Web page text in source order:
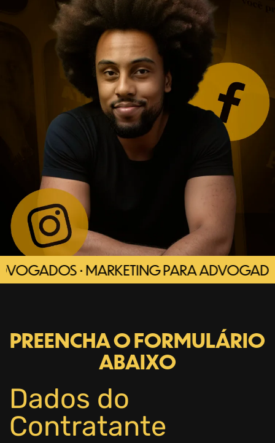
MARKETING PARA ADVOGADOS •
PREENCHA O FORMULÁRIO
ABAIXO
Dados do
Contratante